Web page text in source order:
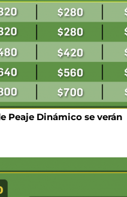
Peaje Dinámico se verán